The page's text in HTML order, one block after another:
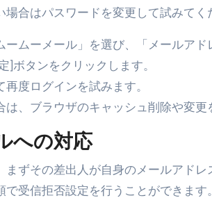
欺被害】警察に行っても返金されません
単な方法
イン 2月のおすすめドメイン特集- ビジ
パーセール2026 完全攻略ガイド 今こ
消える恐怖をゼロにする時代へ
る・分かる・話せる」に変わる30日間
合はパスワードを変更して試みてく
ムーメール」を選び、「メールアド
ボタンをクリックします。
度ログインを試みます。
、ブラウザのキャッシュ削除や変更
への対応
ずその差出人が自身のメールアド
受信拒否設定を行うことができます。